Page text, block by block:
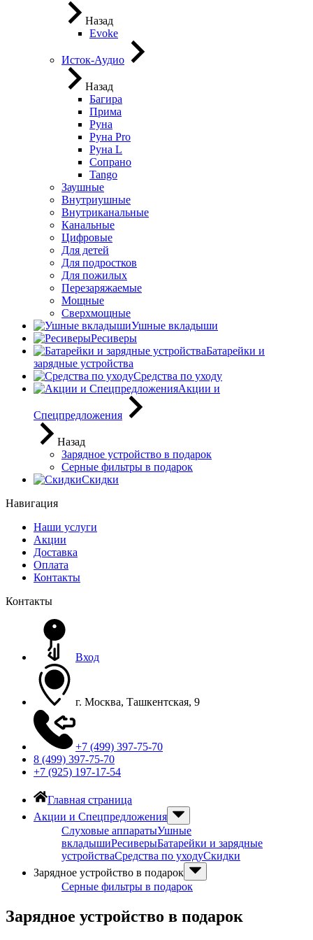
Назад
Evoke
Исток-Аудио
Назад
Багира
Прима
Руна
Руна Pro
Руна L
Сопрано
Tango
Заушные
Внутриушные
Внутриканальные
Канальные
Цифровые
Для детей
Для подростков
Для пожилых
Перезаряжаемые
Мощные
Сверхмощные
Ушные вкладыши
Ресиверы
Батарейки и
зарядные устройства
Средства по уходу
Акции и
Спецпредложения
Назад
Зарядное устройство в подарок
Серные фильтры в подарок
Скидки
Навигация
Наши услуги
Акции
Доставка
Оплата
Контакты
Контакты
Вход
г. Москва, Ташкентская, 9
+7 (499) 397-75-70
8 (499) 397-75-70
+7 (925) 197-17-54
Главная страница
Акции и Спецпредложения
Слуховые аппаратыУшные
вкладышиРесиверыБатарейки и зарядные
устройстваСредства по уходуСкидки
Зарядное устройство в подарок
Серные фильтры в подарок
Зарядное устройство в подарок